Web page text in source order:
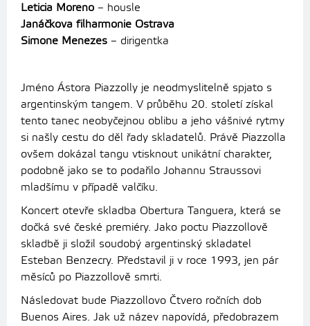
Leticia Moreno – housle
Janáčkova filharmonie Ostrava
Simone Menezes – dirigentka
Jméno Ástora Piazzolly je neodmyslitelně spjato s
argentinským tangem. V průběhu 20. století získal
tento tanec neobyčejnou oblibu a jeho vášnivé rytmy
si našly cestu do děl řady skladatelů. Právě Piazzolla
ovšem dokázal tangu vtisknout unikátní charakter,
podobně jako se to podařilo Johannu Straussovi
mladšímu v případě valčíku.
Koncert otevře skladba Obertura Tanguera, která se
dočká své české premiéry. Jako poctu Piazzollově
skladbě ji složil soudobý argentinský skladatel
Esteban Benzecry. Představil ji v roce 1993, jen pár
měsíců po Piazzollově smrti.
Následovat bude Piazzollovo Čtvero ročních dob
Buenos Aires. Jak už název napovídá, předobrazem